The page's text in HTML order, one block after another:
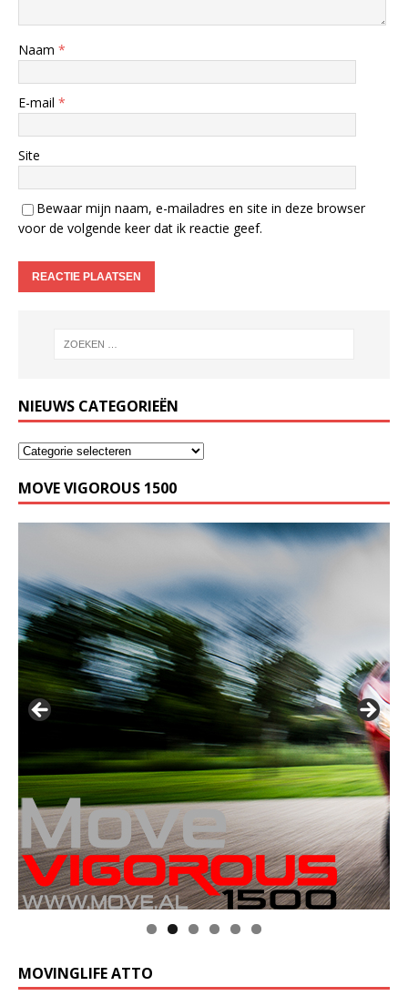
Naam *
E-mail *
Site
Bewaar mijn naam, e-mailadres en site in deze browser
voor de volgende keer dat ik reactie geef.
NIEUWS CATEGORIEËN
MOVE VIGOROUS 1500
Klik op de foto voor meer informatie
MOVINGLIFE ATTO